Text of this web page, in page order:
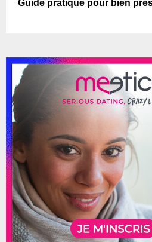
Guide pratique pour bien